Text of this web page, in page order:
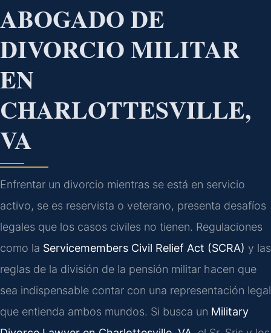
ABOGADO DE
DIVORCIO MILITAR
EN
CHARLOTTESVILLE,
VA
Enfrentar un divorcio mientras se está en servicio
activo, se es reservista o veterano, presenta desafíos
legales que los casos civiles no tienen. Regulaciones
como la Servicemembers Civil Relief Act (SCRA) y las
reglas de la división de la pensión militar hacen que
sea indispensable contar con una representación legal
que entienda ambos mundos. Si busca un Military